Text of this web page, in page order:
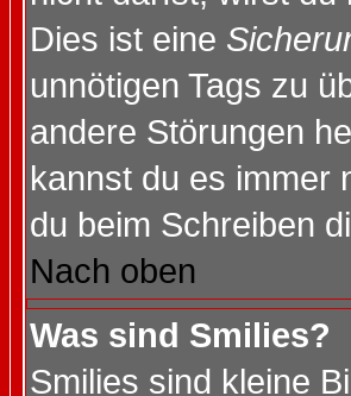
Dies ist eine
unnötigen Tags zu
andere Störungen
kannst du es immer
du beim Schreiben
Nach oben
Was sind Smilies?
Smilies sind kleine